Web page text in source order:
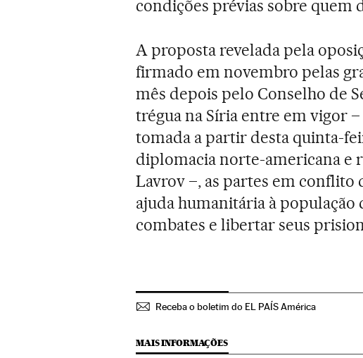
condições prévias sobre quem
A proposta revelada pela
firmado em novembro pelas
mês depois pelo Conselho de
trégua na Síria entre em vigor
tomada a partir desta quinta-
diplomacia norte-americana e
Lavrov –, as partes em conflito
ajuda humanitária à população
combates e libertar seus
Receba o boletim do EL PAÍS América
MAIS INFORMAÇÕES